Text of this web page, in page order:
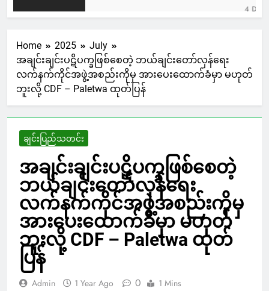
1 Hour Ago 4 Days
Home 2025
July
အချင်းချင်းပဋိပက္ခဖြစ်စေတဲ့ ဘယ်ချင်းတော်လှန်ရေး
လက်နက်ကိုင်အဖွဲ့အစည်းကိုမှ အားပေးထောက်ခံမှာ မဟုတ်
ဘူးလို့ CDF – Paletwa ထုတ်ပြန်
ချင်းပြည်သတင်း
အချင်းချင်းပဋိပက္ခဖြစ်စေတဲ့
ဘယ်ချင်းတော်လှန်ရေး
လက်နက်ကိုင်အဖွဲ့အစည်းကိုမှ
အားပေးထောက်ခံမှာ မဟုတ်
ဘူးလို့ CDF – Paletwa ထုတ်
ပြန်
Admin 1 Year Ago 0 1 Mins